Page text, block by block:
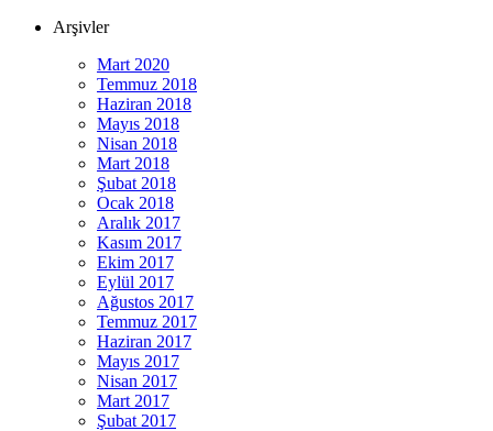
Arşivler
Mart 2020
Temmuz 2018
Haziran 2018
Mayıs 2018
Nisan 2018
Mart 2018
Şubat 2018
Ocak 2018
Aralık 2017
Kasım 2017
Ekim 2017
Eylül 2017
Ağustos 2017
Temmuz 2017
Haziran 2017
Mayıs 2017
Nisan 2017
Mart 2017
Şubat 2017